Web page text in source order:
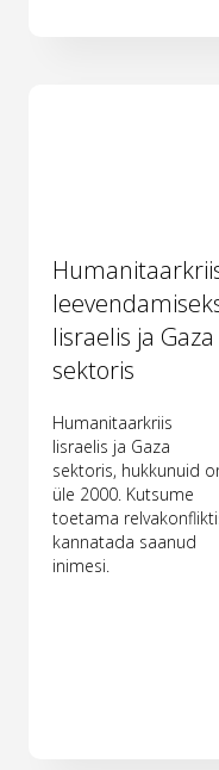
Iisraelis ja Gaza
sektoris
Humanitaarkriis
Iisraelis ja Gaza
sektoris, hukkunuid
üle 2000. Kutsume
toetama
kannatada saanud
inimesi.